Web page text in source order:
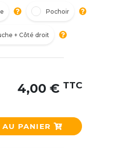
Pochoir
+ Côté droit
4,00 € TTC
AU PANIER